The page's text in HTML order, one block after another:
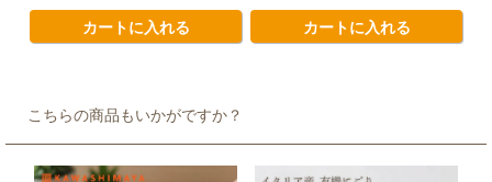
カートに入れる カートに入れる
こちらの商品もいかがですか？